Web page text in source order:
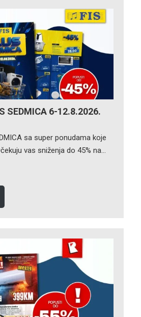
SEDMICA 6-12.8.2026.
sa super ponudama koje
vas sniženja do 45% na…